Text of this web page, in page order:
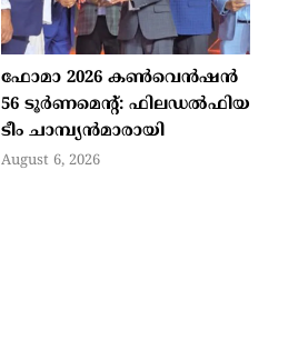
ഫോമാ 2026 കണ്‍വെന്‍ഷന്‍
56 ടൂര്‍ണമെന്റ്: ഫിലഡല്‍ഫിയ
ടീം ചാമ്പ്യന്‍മാരായി
August 6, 2026